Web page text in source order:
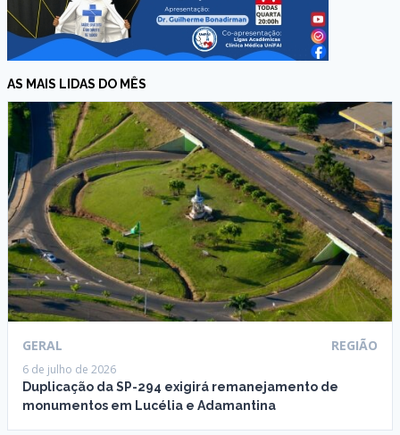
AS MAIS LIDAS DO MÊS
GERAL REGIÃO
6 de julho de 2026
Duplicação da SP-294 exigirá remanejamento de
monumentos em Lucélia e Adamantina